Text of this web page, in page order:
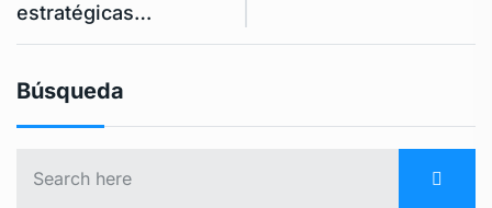
estratégicas…
Búsqueda